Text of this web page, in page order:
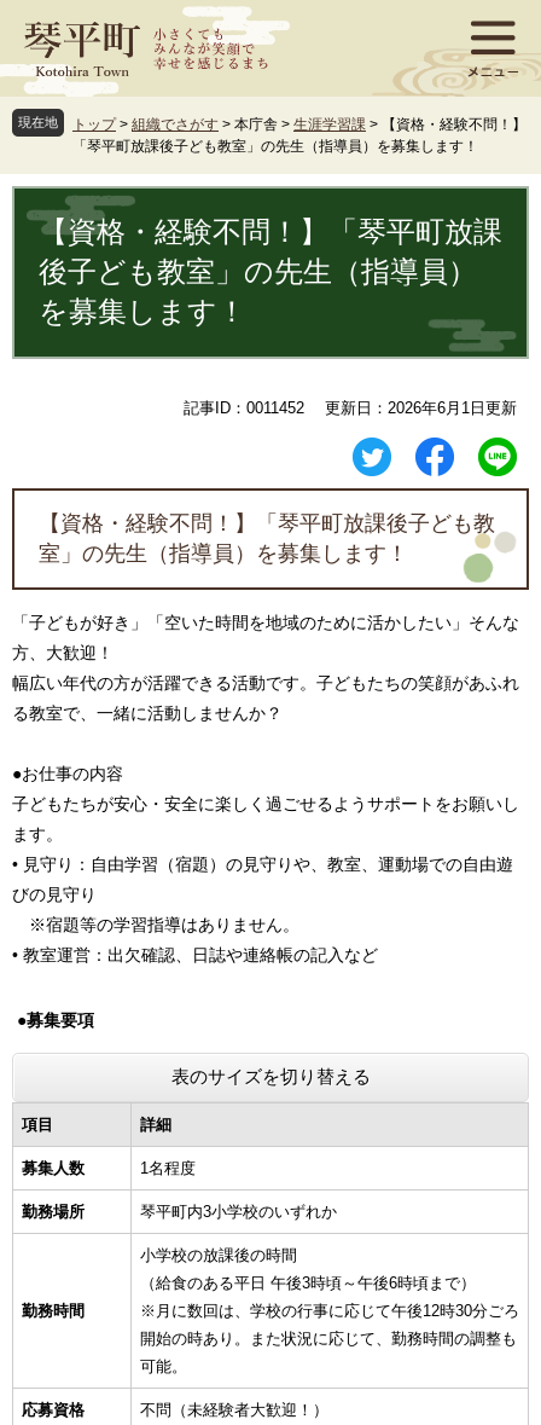
ジ
先
頭
す
ュ
を
飛
し
現在地 トップ > 組織でさがす > 本庁舎 > 生涯学習課 >
【資格・経験不問！】
「琴平町放課後子ども教室」の先生（指導員）を募集します！
文
【資格・経験不問！】「琴平町放課
後子ども教室」の先生（指導員）
を募集します！
記事ID：0011452 更新日：2026年6月1日更新
【資格・経験不問！】「琴平町放課後子ども教
室」の先生（指導員）を募集します！
「子どもが好き」「空いた時間を地域のために活かしたい」そんな
方、大歓迎！
幅広い年代の方が活躍できる活動です。子どもたちの笑顔があふれ
る教室で、一緒に活動しませんか？
●お仕事の内容
子どもたちが安心・安全に楽しく過ごせるようサポートをお願いし
ます。
• 見守り：自由学習（宿題）の見守りや、教室、運動場での自由遊
びの見守り
※宿題等の学習指導はありません。
• 教室運営：出欠確認、日誌や連絡帳の記入など
●募集要項
表のサイズを切り替える
項目 詳細
募集人数 1名程度
勤務場所 琴平町内3小学校のいずれか
勤務時間
小学校の放課後の時間
（給食のある平日 午後3時頃～午後6時頃まで）
※月に数回は、学校の行事に応じて午後12時30分ごろ
開始の時あり。また状況に応じて、勤務時間の調整も
可能。
応募資格 不問（未経験者大歓迎！）